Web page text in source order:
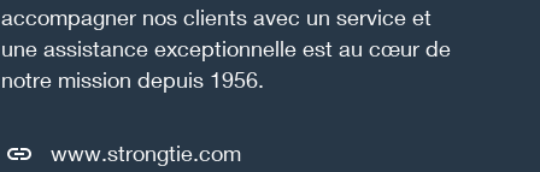
accompagner nos clients avec un service et
une assistance exceptionnelle est au cœur de
notre mission depuis 1956.
www.strongtie.com